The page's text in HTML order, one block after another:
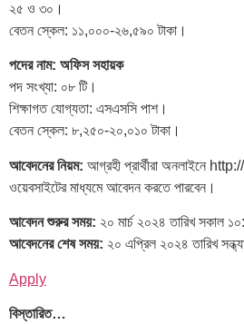
২৫ ও ৩০।
বেতন স্কেল: ১১,০০০-২৬,৫৯০ টাকা।
পদের নাম: অফিস সহায়ক
পদ সংখ্যা: ০৮ টি।
শিক্ষাগত যোগ্যতা: এসএসসি পাশ।
বেতন স্কেল: ৮,২৫০-২০,০১০ টাকা।
আবেদনের নিয়ম: আগ্রহী প্রার্থীরা অনলাইনে
ওয়েবসাইটের মাধ্যমে আবেদন করতে পারবেন।
আবেদন শুরুর সময়: ২০ মার্চ ২০২৪ তারিখ সকাল
আবেদনের শেষ সময়: ২০ এপ্রিল ২০২৪ তারিখ
Apply
বিস্তারিত…